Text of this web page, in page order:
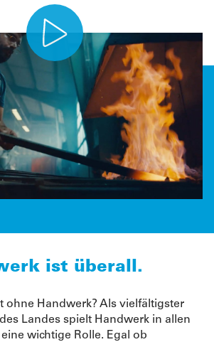
ist überall.
ohne Handwerk? Als vielfältigster
Landes spielt Handwerk in allen
wichtige Rolle. Egal ob